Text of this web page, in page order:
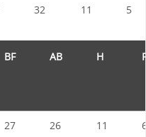
32 11 5
BF AB H
27 26 11